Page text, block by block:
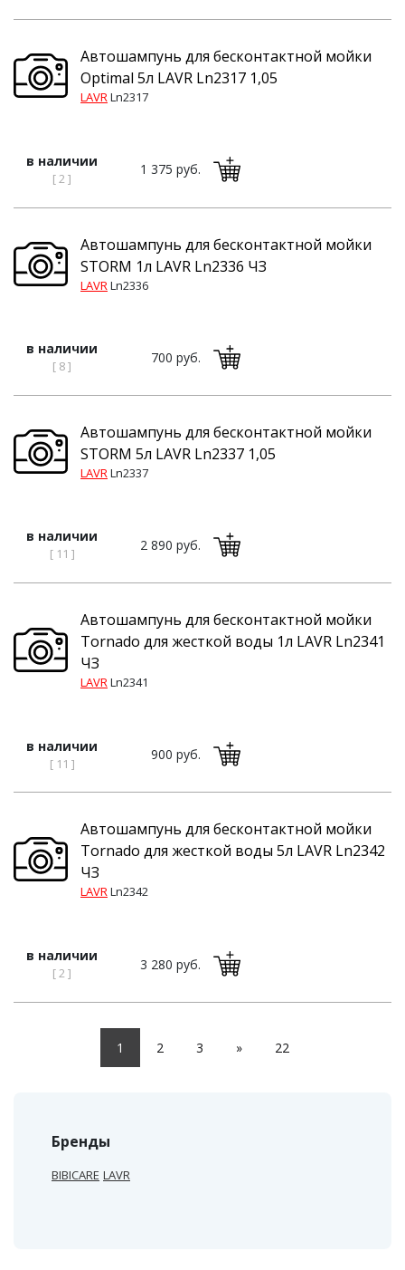
Бренды
BIBICARE LAVR
Автошампунь для бесконтактной мойки
Optimal 5л LAVR Ln2317 1,05
LAVRLn2317
в наличии
[ 2 ]
1 375 руб.
Автошампунь для бесконтактной мойки
STORM 1л LAVR Ln2336 ЧЗ
LAVR Ln2336
в наличии
[ 8 ]
700 руб.
Автошампунь для бесконтактной мойки
STORM 5л LAVR Ln2337 1,05
LAVRLn2337
в наличии
[ 11 ]
2 890 руб.
Автошампунь для бесконтактной мойки
Tornado для жесткой воды 1л LAVR Ln2341
ЧЗ
LAVRLn2341
в наличии
[ 11 ]
900 руб.
Автошампунь для бесконтактной мойки
Tornado для жесткой воды 5л LAVR Ln2342
ЧЗ
LAVRLn2342
в наличии
[ 2 ]
3 280 руб.
1 2 3 » 22